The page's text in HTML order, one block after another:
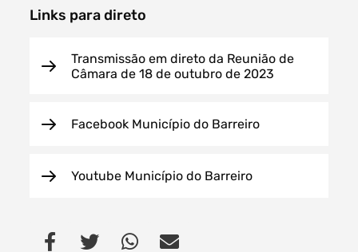
Links para direto
Transmissão em direto da Reunião de
Câmara de 18 de outubro de 2023
Facebook Município do Barreiro
Youtube Município do Barreiro